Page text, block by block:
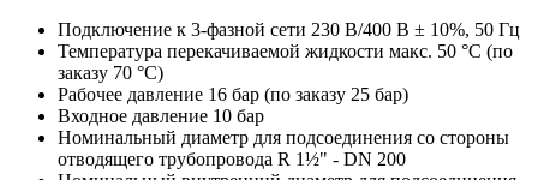
Подключение к 3-фазной сети 230 В/400 В ± 10%, 50 Гц
Температура перекачиваемой жидкости макс. 50 °C (по
заказу 70 °C)
Рабочее давление 16 бар (по заказу 25 бар)
Входное давление 10 бар
Номинальный диаметр для подсоединения со стороны
отводящего трубопровода R 1½" - DN 200